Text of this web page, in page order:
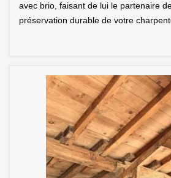
avec brio, faisant de lui le partenaire
préservation durable de votre